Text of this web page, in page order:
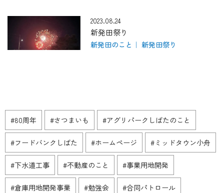
2023.08.24
新発田祭り
新発田のこと 新発田祭り
#80周年 #さつまいも #アグリパークしばたのこと
#フードバンクしばた #ホームページ #ミッドタウン小舟
#下水道工事 #不動産のこと #事業用地開発
#倉庫用地開発事業 #勉強会 #合同パトロール